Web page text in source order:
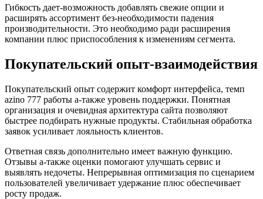
Гибкость дает-возможность добавлять свежие опции и
расширять ассортимент без-необходимости падения
производительности. Это необходимо ради расширения
компании плюс приспособления к изменениям сегмента.
Покупательский опыт-взаимодействия
Покупательский опыт содержит комфорт интерфейса, темп
azino 777 работы а-также уровень поддержки. Понятная
организация и очевидная архитектура сайта позволяют
быстрее подбирать нужные продукты. Стабильная обработка
заявок усиливает лояльность клиентов.
Ответная связь дополнительно имеет важную функцию.
Отзывы а-также оценки помогают улучшать сервис и
выявлять недочеты. Непрерывная оптимизация по сценарием
пользователей увеличивает удержание плюс обеспечивает
росту продаж.